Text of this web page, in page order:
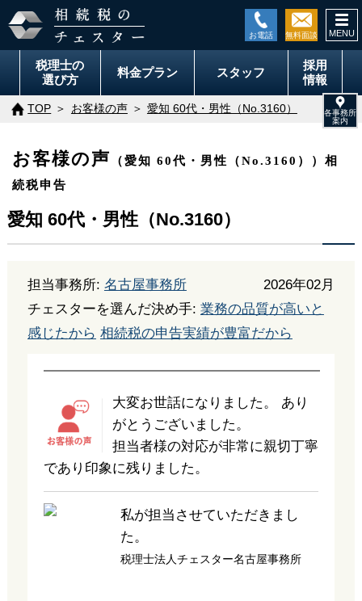
税理士の
選び方
料金プラン スタッフ
採用
情報
TOP お客様の声 愛知 60代・男性（No.3160）
お客様の声
（愛知 60代・男性（No.3160））相
続税申告
愛知 60代・男性（No.3160）
担当事務所: 名古屋事務所
2026年02月
チェスターを選んだ決め手: 業務の品質が高いと
感じたから 相続税の申告実績が豊富だから
大変お世話になりました。 あり
がとうございました。
担当者様の対応が非常に親切丁寧
であり印象に残りました。
私が担当させていただきまし
た。
税理士法人チェスター名古屋事務所